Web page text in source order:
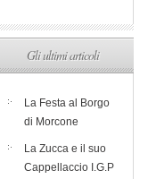
Gli ultimi articoli
La Festa al Borgo
di Morcone
La Zucca e il suo
Cappellaccio I.G.P